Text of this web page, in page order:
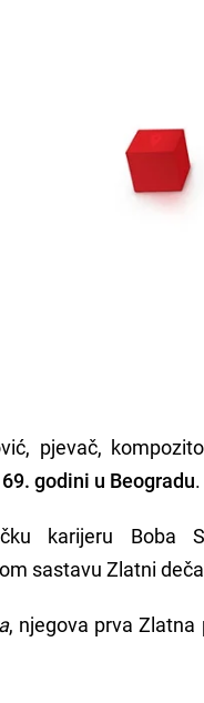
pjevač,
godini u Beogradu.
karijeru Boba
sastavu Zlatni
, njegova prva